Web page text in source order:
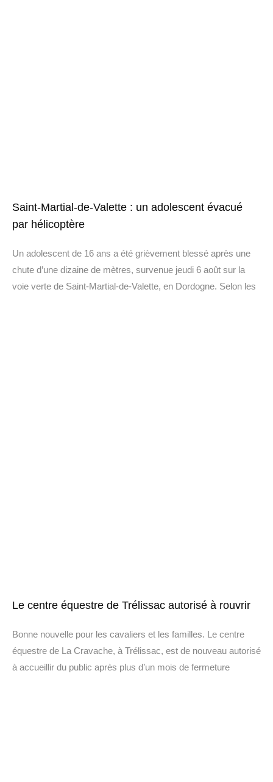
Saint-Martial-de-Valette : un adolescent évacué
par hélicoptère
Un adolescent de 16 ans a été grièvement blessé après une
chute d’une dizaine de mètres, survenue jeudi 6 août sur la
voie verte de Saint-Martial-de-Valette, en Dordogne. Selon les
Le centre équestre de Trélissac autorisé à rouvrir
Bonne nouvelle pour les cavaliers et les familles. Le centre
équestre de La Cravache, à Trélissac, est de nouveau autorisé
à accueillir du public après plus d’un mois de fermeture